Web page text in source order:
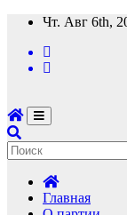
Перейти
содержимому
Чт. Авг 6th,
Главная